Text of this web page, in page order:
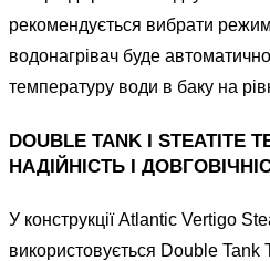
рекомендується вибрати
водонагрівач буде
температуру води в баку на
DOUBLE TANK І STEATITE
НАДІЙНІСТЬ І
У конструкції Atlantic Vertigo
використовується Double